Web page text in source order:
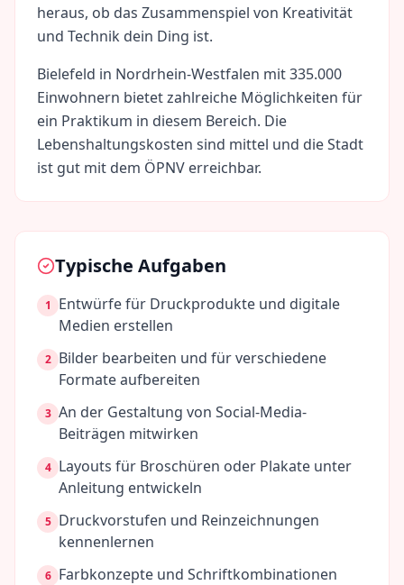
heraus, ob das Zusammenspiel von Kreativität
und Technik dein Ding ist.
Bielefeld in Nordrhein-Westfalen mit335.000
Einwohnern bietet zahlreiche Möglichkeiten für
ein Praktikum in diesem Bereich. Die
Lebenshaltungskosten sind mittel und die Stadt
ist gut mit dem ÖPNV erreichbar.
Typische Aufgaben
1
Entwürfe für Druckprodukte und digitale
Medien erstellen
2 Bilder bearbeiten und für verschiedene
Formate aufbereiten
3 An der Gestaltung von Social-Media-
Beiträgen mitwirken
4 Layouts für Broschüren oder Plakate unter
Anleitung entwickeln
5 Druckvorstufen und Reinzeichnungen
kennenlernen
6 Farbkonzepte und Schriftkombinationen